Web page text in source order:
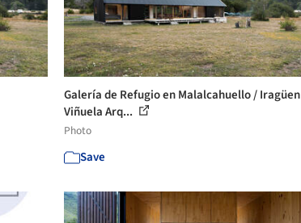
Galería de Refugio en Malalcahuello / Iragüen
Viñuela Arq...
Photo
Save